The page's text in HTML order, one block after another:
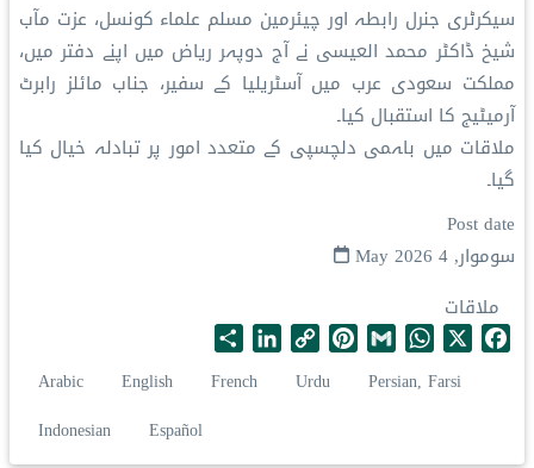
سیکرٹری جنرل رابطہ اور چیئرمین مسلم علماء کونسل، عزت مآب
شیخ ڈاکٹر محمد العیسی نے آج دوپہر ریاض میں اپنے دفتر میں،
مملکت سعودی عرب میں آسٹریلیا کے سفیر، جناب مائلز رابرٹ
آرمیٹیج کا استقبال کیا۔
ملاقات میں باہمی دلچسپی کے متعدد امور پر تبادلہ خیال کیا
گیا۔
Post date
سوموار, 4 May 2026
ملاقات
F
X
W
h
a
G
P
n
C
L
i
n
h
a
Arabic English French Urdu
Persian, Farsi
Indonesian
Español